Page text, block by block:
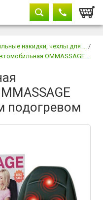
накидки, чехлы для ... /
OMMASSAGE ...
подогревом